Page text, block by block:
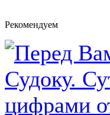
Рекомендуем